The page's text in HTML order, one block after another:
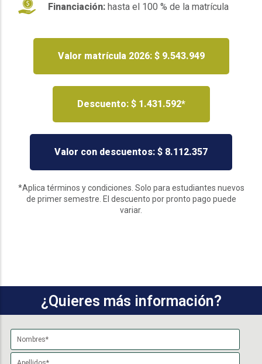
Financiación: hasta el 100 % de la matrícula
Valor matrícula 2026: $ 9.543.949
Descuento: $ 1.431.592*
Valor con descuentos: $ 8.112.357
*Aplica términos y condiciones. Solo para estudiantes nuevos
de primer semestre. El descuento por pronto pago puede
variar.
¿Quieres más información?